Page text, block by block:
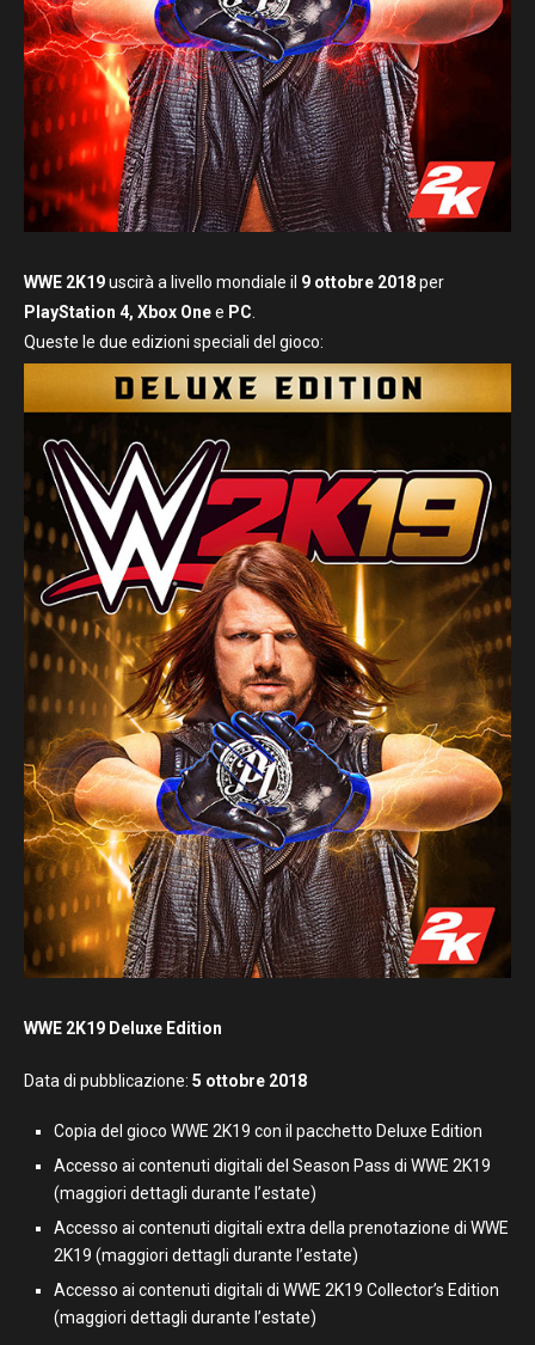
WWE 2K19uscirà a livello mondiale il 9 ottobre 2018per
PlayStation 4, Xbox Onee PC.
Queste le due edizioni speciali del gioco:
WWE 2K19 Deluxe Edition
Data di pubblicazione: 5 ottobre 2018
Copia del gioco WWE 2K19 con il pacchetto Deluxe Edition
Accesso ai contenuti digitali del Season Pass di WWE 2K19
(maggiori dettagli durante l’estate)
Accesso ai contenuti digitali extra della prenotazione di WWE
2K19 (maggiori dettagli durante l’estate)
Accesso ai contenuti digitali di WWE 2K19 Collector’s Edition
(maggiori dettagli durante l’estate)